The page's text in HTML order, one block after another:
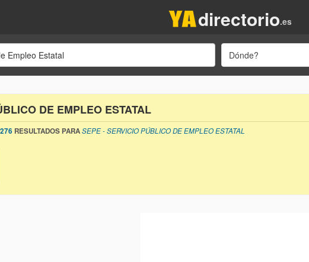
.es
directorio
Dónde?
DE EMPLEO ESTATAL
276 RESULTADOS PARASEPE - SERVICIO PÚBLICO DE EMPLEO ESTATAL